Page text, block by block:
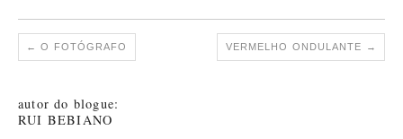
← O FOTÓGRAFO VERMELHO ONDULANTE →
autor do blogue:
RUI BEBIANO